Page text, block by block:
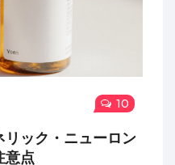
10
ック・ニューロン
意点